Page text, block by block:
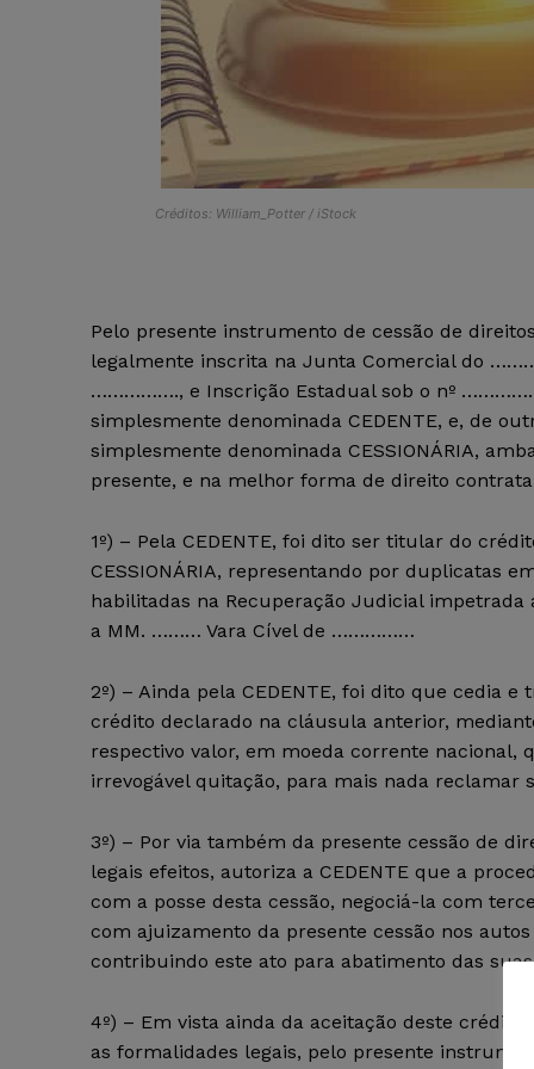
Créditos: William_Potter / iStock
Pelo presente instrumento de cessão de
legalmente inscrita na Junta Comercial do
……………., e Inscrição Estadual sob o nº
simplesmente denominada CEDENTE, e,
simplesmente denominada CESSIONÁRIA,
presente, e na melhor forma de direito
1º) – Pela CEDENTE, foi dito ser titular do
CESSIONÁRIA, representando por duplicatas
habilitadas na Recuperação Judicial impetrada
a MM. ……… Vara Cível de ……………
2º) – Ainda pela CEDENTE, foi dito que cedia
crédito declarado na cláusula anterior,
respectivo valor, em moeda corrente nacional,
irrevogável quitação, para mais nada reclamar
3º) – Por via também da presente cessão de
legais efeitos, autoriza a CEDENTE que a
com a posse desta cessão, negociá-la com
com ajuizamento da presente cessão nos
contribuindo este ato para abatimento das
4º) – Em vista ainda da aceitação deste
as formalidades legais, pelo presente